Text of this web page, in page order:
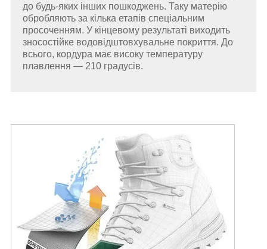
до будь-яких інших пошкоджень. Таку матерію
обробляють за кілька етапів спеціальним
просоченням. У кінцевому результаті виходить
зносостійке водовідштовхувальне покриття. До
всього, кордура має високу температуру
плавлення — 210 градусів.